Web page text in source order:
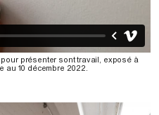
présenter sont travail, exposé à
au 10 décembre 2022.